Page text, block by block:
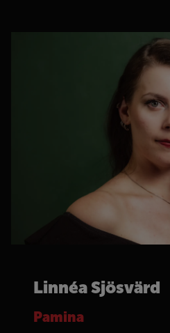
Linnéa Sjösvärd
Pamina